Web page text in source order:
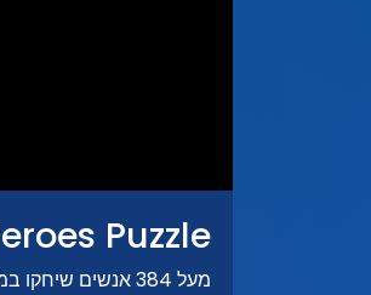
Puzzle
מעל 384 אנשים שיחקו במשחק